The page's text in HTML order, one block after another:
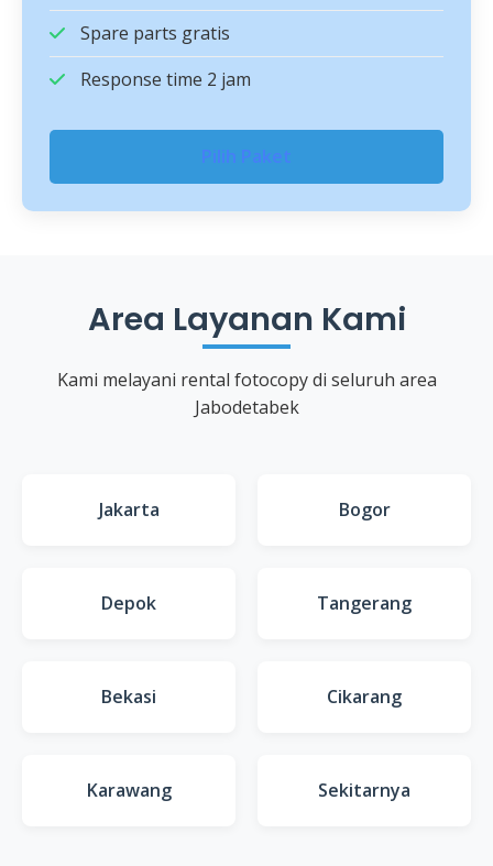
Spare parts gratis
Response time 2 jam
Pilih Paket
Area Layanan Kami
Kami melayani rental fotocopy di seluruh area
Jabodetabek
Jakarta Bogor
Depok Tangerang
Bekasi Cikarang
Karawang Sekitarnya